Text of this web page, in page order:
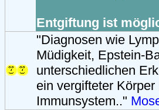
Entgiftung ist
"Diagnosen wie
Müdigkeit, Epstein-
unterschiedlichen
ein vergifteter
Immunsystem.."